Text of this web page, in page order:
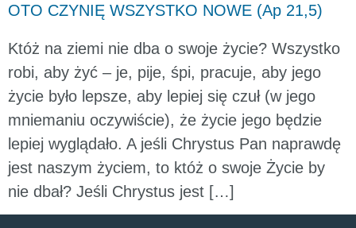
OTO CZYNIĘ WSZYSTKO NOWE (Ap 21,5)
Któż na ziemi nie dba o swoje życie? Wszystko
robi, aby żyć – je, pije, śpi, pracuje, aby jego
życie było lepsze, aby lepiej się czuł (w jego
mniemaniu oczywiście), że życie jego będzie
lepiej wyglądało. A jeśli Chrystus Pan naprawdę
jest naszym życiem, to któż o swoje Życie by
nie dbał? Jeśli Chrystus jest […]